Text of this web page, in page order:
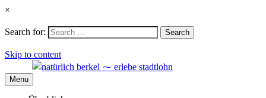
×
Search for: Search
Skip to content
Menu